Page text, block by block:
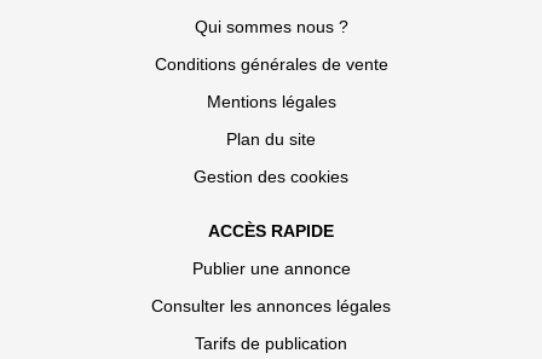
Qui sommes nous ?
Conditions générales de vente
Mentions légales
Plan du site
Gestion des cookies
ACCÈS RAPIDE
Publier une annonce
Consulter les annonces légales
Tarifs de publication